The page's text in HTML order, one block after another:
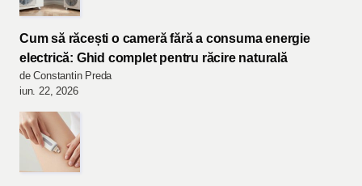
Cum să răcești o cameră fără a consuma energie
electrică: Ghid complet pentru răcire naturală
de Constantin Preda
iun. 22, 2026